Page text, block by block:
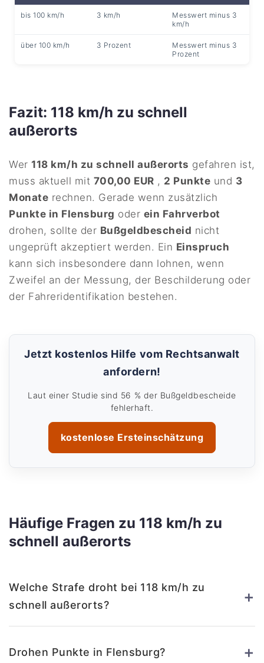
bis 100 km/h 3 km/h
Messwert minus 3
km/h
über 100 km/h 3 Prozent
Messwert minus 3
Prozent
Fazit: 118 km/h zu schnell
außerorts
Wer118 km/h zu schnell außerorts gefahren ist,
muss aktuell mit 700,00 EUR , 2 Punkte und 3
Monate rechnen. Gerade wenn zusätzlich
Punkte in Flensburg oder ein Fahrverbot
drohen, sollte der Bußgeldbescheid nicht
ungeprüft akzeptiert werden. Ein Einspruch
kann sich insbesondere dann lohnen, wenn
Zweifel an der Messung, der Beschilderung oder
der Fahreridentifikation bestehen.
Jetzt kostenlos Hilfe vom Rechtsanwalt
anfordern!
Laut einer Studie sind 56 % der Bußgeldbescheide
fehlerhaft.
kostenlose Ersteinschätzung
Häufige Fragen zu 118 km/h zu
schnell außerorts
Welche Strafe droht bei 118 km/h zu
schnell außerorts?
+
Drohen Punkte in Flensburg? +